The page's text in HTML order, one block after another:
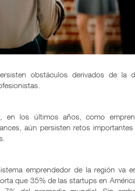
obstáculos derivados de la
los últimos años, como
aún persisten retos
emprendedor de la región va
que 35% de las startups en
APM Terminals incrementa
05 AGO 2026